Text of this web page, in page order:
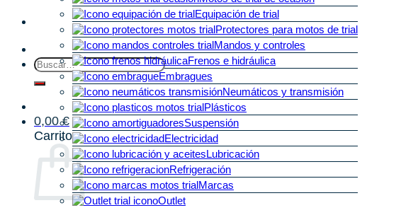
Buscar
0,00€
Carrito
Equipación de trial
Protectores para motos de trial
Mandos y controles
Frenos e hidráulica
Embragues
Neumáticos y transmisión
Plásticos
Suspensión
Electricidad
Lubricación
Refrigeración
Marcas
Outlet